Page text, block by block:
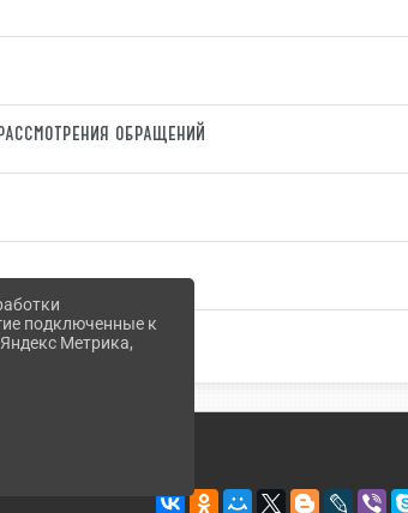
обращений
подключенные к
Метрика,